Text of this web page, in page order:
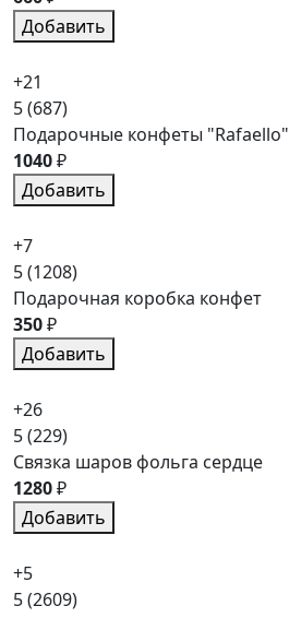
Добавить
+21
5(687)
Подарочные конфеты "Rafaello"
1040₽
Добавить
+7
5(1208)
Подарочная коробка конфет
350₽
Добавить
+26
5(229)
Связка шаров фольга сердце
1280₽
Добавить
+5
5(2609)